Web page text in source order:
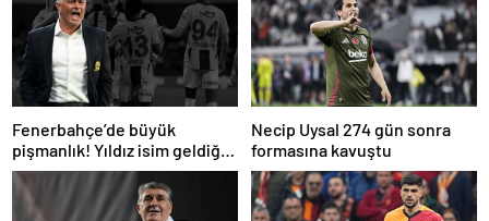
Fenerbahçe’de büyük
pişmanlık! Yıldız isim geldiği
gibi gidiyor…
Necip Uysal 274 gün sonra
formasına kavuştu